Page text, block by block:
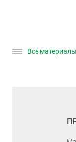
Все материалы